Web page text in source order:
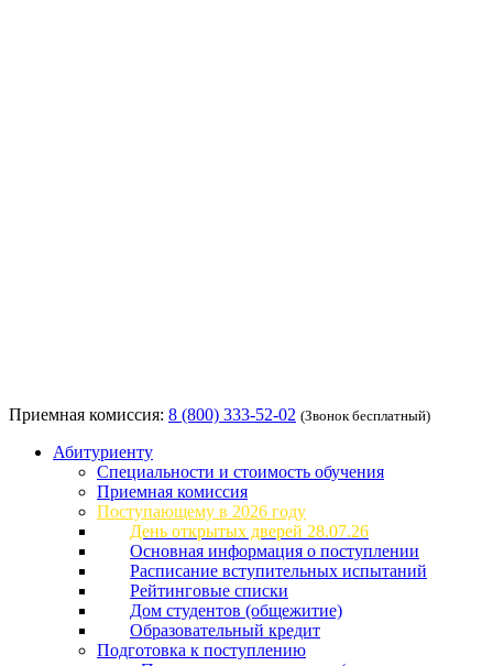
Приемная комиссия: 8 (800) 333-52-02 (Звонок бесплатный)
Абитуриенту
Специальности и стоимость обучения
Приемная комиссия
Поступающему в 2026 году
День открытых дверей 28.07.26
Основная информация о поступлении
Расписание вступительных испытаний
Рейтинговые списки
Дом студентов (общежитие)
Образовательный кредит
Подготовка к поступлению